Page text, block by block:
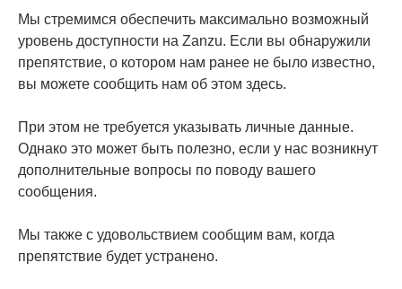
Мы стремимся обеспечить максимально возможный
уровень доступности на Zanzu. Если вы обнаружили
препятствие, о котором нам ранее не было известно,
вы можете сообщить нам об этом здесь.
При этом не требуется указывать личные данные.
Однако это может быть полезно, если у нас возникнут
дополнительные вопросы по поводу вашего
сообщения.
Мы также с удовольствием сообщим вам, когда
препятствие будет устранено.